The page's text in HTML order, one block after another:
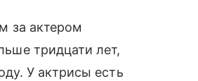
за актером
тридцати лет,
У актрисы есть